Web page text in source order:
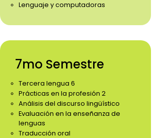
Lenguaje y computadoras
7mo Semestre
Tercera lengua 6
Prácticas en la profesión 2
Análisis del discurso lingüístico
Evaluación en la enseñanza de
lenguas
Traducción oral